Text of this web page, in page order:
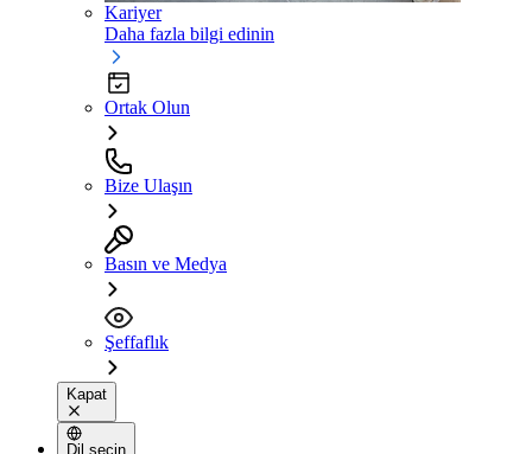
Kariyer
Daha fazla bilgi edinin
Ortak Olun
Bize Ulaşın
Basın ve Medya
Şeffaflık
Kapat
Dil seçin